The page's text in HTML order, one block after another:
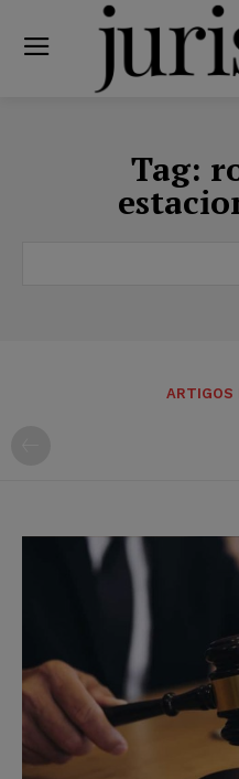
Tag:
ARTIGOS